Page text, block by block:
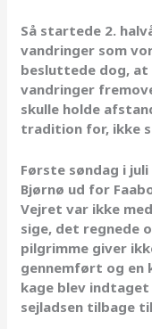
Så startede 2.
vandringer som
besluttede dog,
vandringer
skulle holde
tradition for, ikke
Første søndag i
Bjørnø ud for
Vejret var ikke
sige, det regnede
pilgrimme giver
gennemført og
kage blev indtaget
sejladsen tilbage